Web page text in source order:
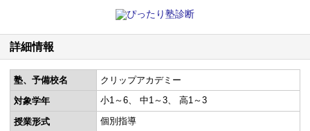
詳細情報
塾、予備校名
クリップアカデミー
対象学年
小1～6 中1～3 高1～3
授業形式 個別指導